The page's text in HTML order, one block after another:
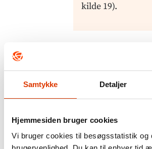
Samtykke Detaljer
Hjemmesiden bruger cookies
Vi bruger cookies til besøgsstatistik og
kilde 19).
CASE 2
Fra grise